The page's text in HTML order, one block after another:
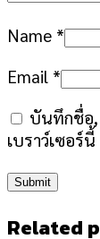
Name *
Email *
บันทึกชื่อ,
เบราว์เซอร์
Related